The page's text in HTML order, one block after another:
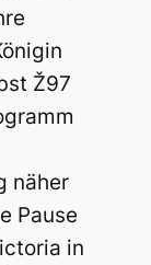
Ž97
näher
Pause
in